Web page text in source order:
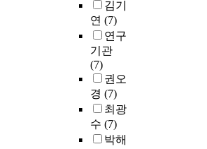
김기
연 (7)
연구
기관
(7)
권오
경 (7)
최광
수 (7)
박해